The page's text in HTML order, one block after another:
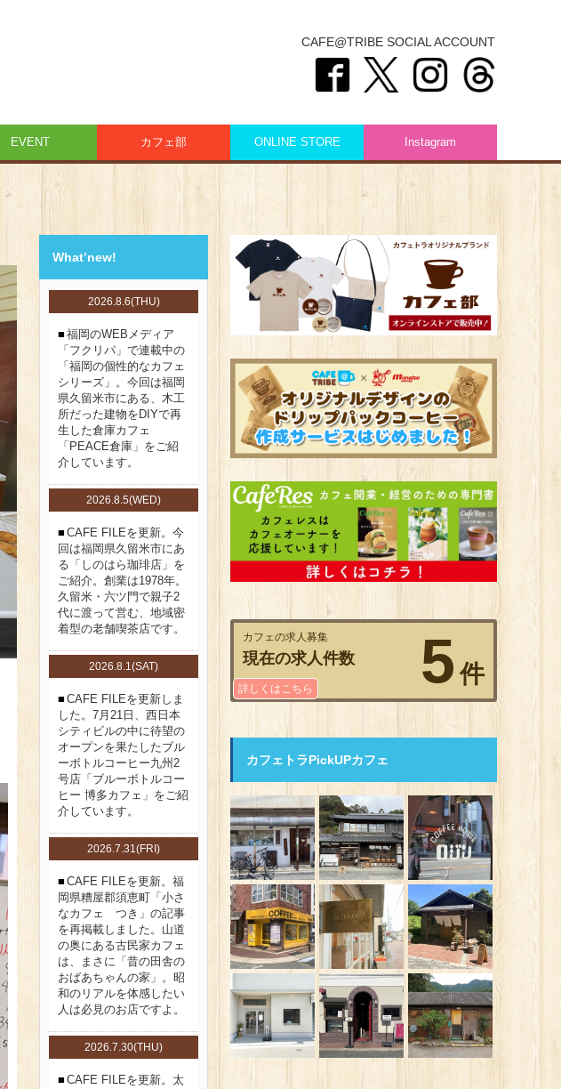
CAFE@TRIBE SOCIAL ACCOUNT
EVENT カフェ部 ONLINE STORE Instagram
What’new!
2026.8.6(THU)
福岡のWEBメディア
「フクリパ」で連載中の
「福岡の個性的なカフェ
シリーズ」。今回は福岡
県久留米市にある、木工
所だった建物をDIYで再
生した倉庫カフェ
「PEACE倉庫」をご紹
介しています。
2026.8.5(WED)
CAFE FILEを更新。今
回は福岡県久留米市にあ
る「しのはら珈琲店」を
ご紹介。創業は1978年。
久留米・六ツ門で親子2
代に渡って営む、地域密
着型の老舗喫茶店です。
2026.8.1(SAT)
CAFE FILEを更新しま
した。7月21日、西日本
シティビルの中に待望の
オープンを果たしたブル
ーボトルコーヒー九州2
号店「ブルーボトルコー
ヒー 博多カフェ」をご紹
介しています。
2026.7.31(FRI)
CAFE FILEを更新。福
岡県糟屋郡須恵町「小さ
なカフェ つき」の記事
を再掲載しました。山道
の奥にある古民家カフェ
は、まさに「昔の田舎の
おばあちゃんの家」。昭
和のリアルを体感したい
人は必見のお店ですよ。
2026.7.30(THU)
CAFE FILEを更新。太
カフェの求人募集
現在の求人件数 5 件
詳しくはこちら
カフェトラPickUPカフェ